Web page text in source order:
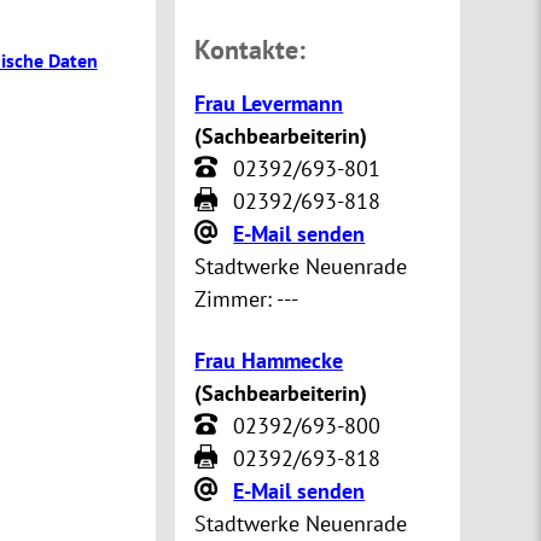
Daten Kontakte:
Frau Levermann
(Sachbearbeiterin)
02392/693-801
02392/693-818
E-Mail senden
Stadtwerke Neuenrade
Zimmer: ---
Frau Hammecke
(Sachbearbeiterin)
02392/693-800
02392/693-818
E-Mail senden
Stadtwerke Neuenrade